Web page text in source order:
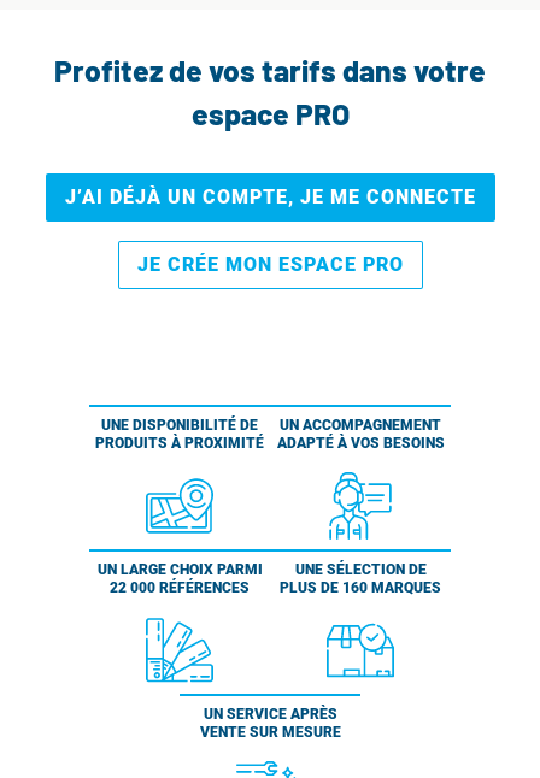
Profitez de vos tarifs dans votre
espace PRO
J’AI DÉJÀ UN COMPTE, JE ME CONNECTE
JE CRÉE MON ESPACE PRO
UNE DISPONIBILITÉ DE
PRODUITS À PROXIMITÉ
UN ACCOMPAGNEMENT
ADAPTÉ À VOS BESOINS
UN LARGE CHOIX PARMI
22 000 RÉFÉRENCES
UNE SÉLECTION DE
PLUS DE 160 MARQUES
UN SERVICE APRÈS
VENTE SUR MESURE